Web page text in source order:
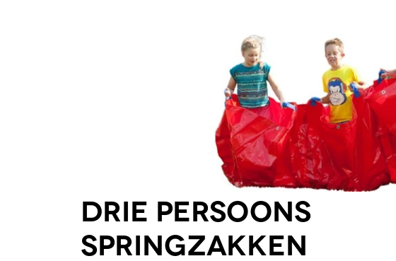
Drie persoons
springzakken